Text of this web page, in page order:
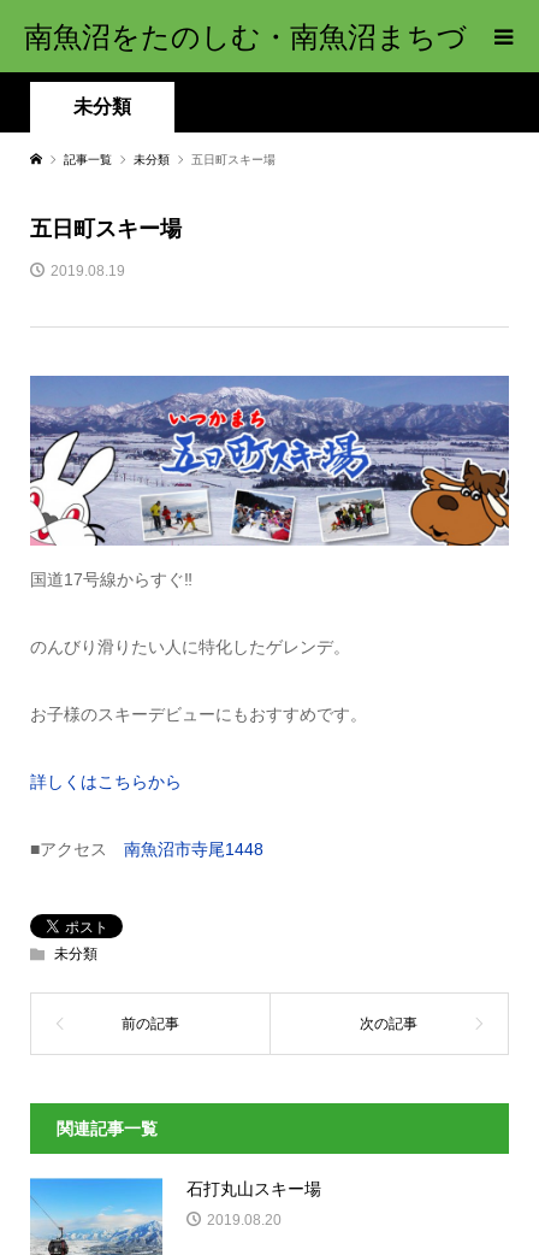
南魚沼をたのしむ・南魚沼まちづ
くり推進機構
未分類
記事一覧 未分類 五日町スキー場
五日町スキー場
2019.08.19
国道17号線からすぐ‼
のんびり滑りたい人に特化したゲレンデ。
お子様のスキーデビューにもおすすめです。
詳しくはこちらから
■アクセス 南魚沼市寺尾1448
未分類
関連記事一覧
石打丸山スキー場
2019.08.20